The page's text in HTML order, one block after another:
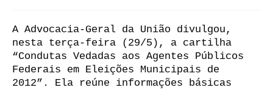
A Advocacia-Geral da União divulgou,
nesta terça-feira (29/5), a cartilha
“Condutas Vedadas aos Agentes Públicos
Federais em Eleições Municipais de
2012”. Ela reúne informações básicas